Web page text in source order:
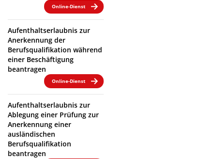
Online-Dienst
Aufenthaltserlaubnis zur
Anerkennung der
Berufsqualifikation während
einer Beschäftigung
beantragen
Online-Dienst
Aufenthaltserlaubnis zur
Ablegung einer Prüfung zur
Anerkennung einer
ausländischen
Berufsqualifikation
beantragen